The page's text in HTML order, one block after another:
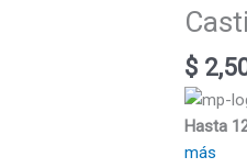
$
Hasta
más
cantidad